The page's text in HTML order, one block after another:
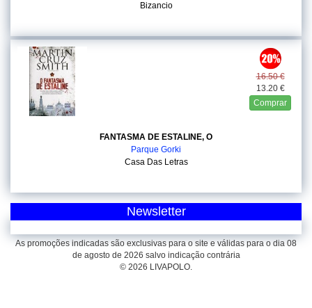
Bizancio
16.50 €
13.20 €
Comprar
FANTASMA DE ESTALINE, O
Parque Gorki
Casa Das Letras
Newsletter
As promoções indicadas são exclusivas para o site e válidas para o dia 08
de agosto de 2026 salvo indicação contrária
© 2026 LIVAPOLO.